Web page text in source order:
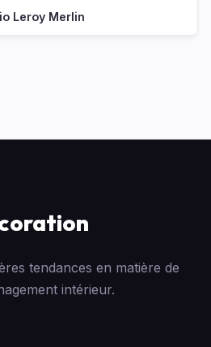
Leroy Merlin
tendances en matière de
intérieur.